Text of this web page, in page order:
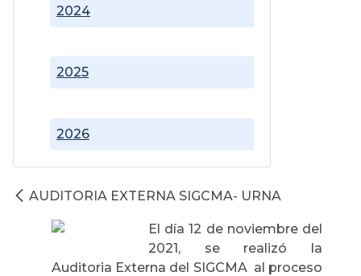
2024
2025
2026
AUDITORIA EXTERNA SIGCMA- URNA
El día 12 de noviembre del
2021, se realizó la
Auditoria Externa del SIGCMA al proceso